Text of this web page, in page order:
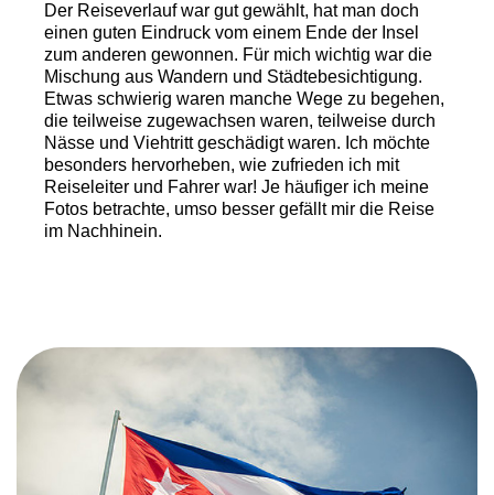
Der Reiseverlauf war gut gewählt, hat man doch
einen guten Eindruck vom einem Ende der Insel
zum anderen gewonnen. Für mich wichtig war die
Mischung aus Wandern und Städtebesichtigung.
Etwas schwierig waren manche Wege zu begehen,
die teilweise zugewachsen waren, teilweise durch
Nässe und Viehtritt geschädigt waren. Ich möchte
besonders hervorheben, wie zufrieden ich mit
Reiseleiter und Fahrer war! Je häufiger ich meine
Fotos betrachte, umso besser gefällt mir die Reise
im Nachhinein.